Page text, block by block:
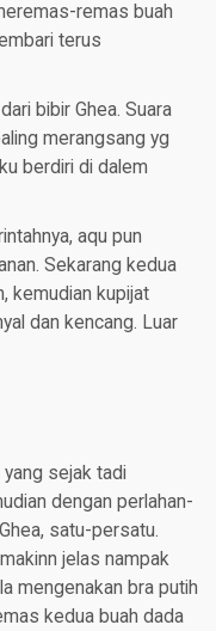
remas buah
terus
bibir Ghea. Suara
merangsang yg
berdiri di dalem
aqu pun
Sekarang kedua
kemudian kupijat
dan kencang. Luar
sejak tadi
dengan perlahan-
satu-persatu.
jelas nampak
mengenakan bra putih
kedua buah dada